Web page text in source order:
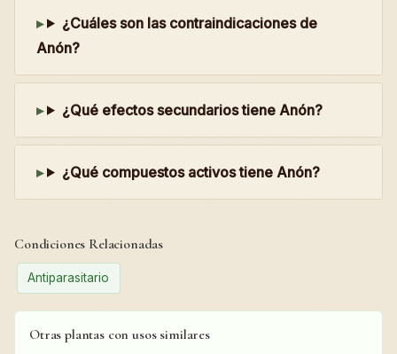
¿Cuáles son las contraindicaciones de
Anón?
¿Qué efectos secundarios tiene Anón?
¿Qué compuestos activos tiene Anón?
Condiciones Relacionadas
Antiparasitario
Otras plantas con usos similares